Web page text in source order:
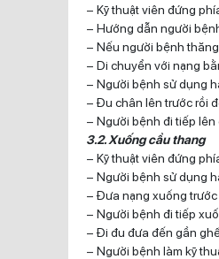
– Kỹ thuật viên đứng
– Hướng dẫn người
– Nếu người bệnh
– Di chuyển với nạng
– Người bệnh sử dụng
– Đu chân lên trước rồi
– Người bệnh đi tiếp lên
3.2. Xuống cầu thang
– Kỹ thuật viên đứng
– Người bệnh sử dụng
– Đưa nạng xuống
– Người bệnh đi tiếp
– Đi đu đưa đến gần
– Người bệnh làm kỹ